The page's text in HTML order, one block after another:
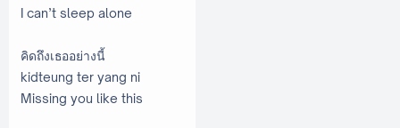
I can’t sleep alone
คิดถึงเธออย่างนี้
kidteung ter yang ni
Missing you like this